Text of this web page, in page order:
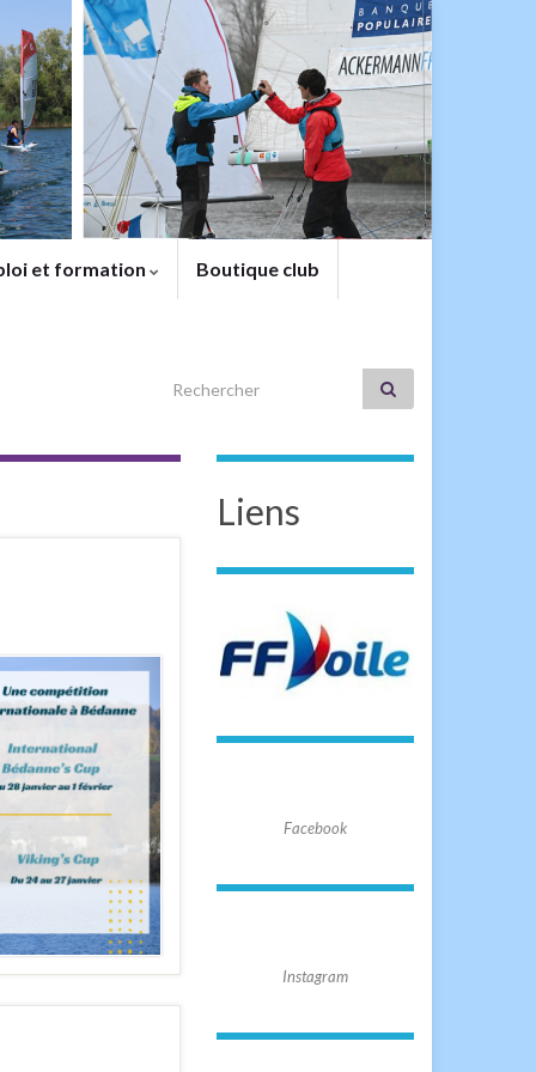
et formation Boutique club
Search for:
Liens
Facebook
Instagram